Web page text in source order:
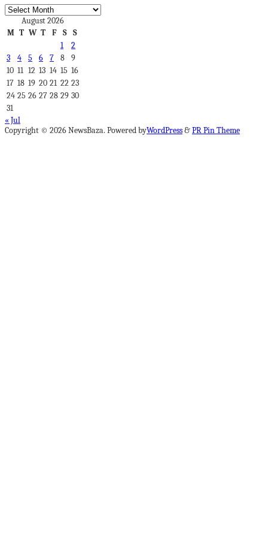
Archives
August 2026
M T W T F S
S
1
2
3
4 5 6 7 8
9
10 11 12 13 14 15 16
17 18 19 20 21 22 23
24 25 26 27 28 29 30
31
« Jul
Copyright © 2026 NewsBaza. Powered byWordPress&PR Pin Theme